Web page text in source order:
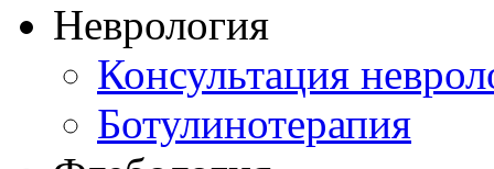
Неврология
Консультация
Ботулинотерапия